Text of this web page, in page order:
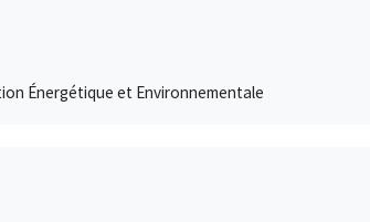
Énergétique et Environnementale